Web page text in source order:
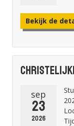
Bekijk de
Christelijke
sep
23
2026